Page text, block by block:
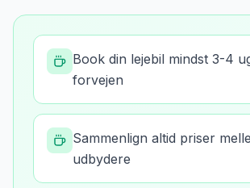
Book din lejebil mindst 3-4
forvejen
Sammenlign altid priser
udbydere